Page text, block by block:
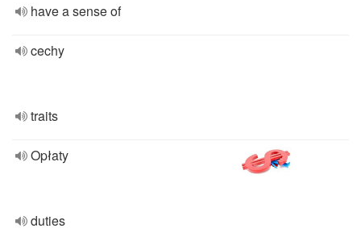
have a sense of
cechy
traits
Opłaty
duties